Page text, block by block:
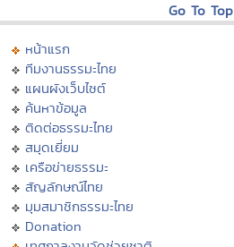
Go To Top
หน้าแรก
ทีมงานธรรมะไทย
แผนผังเว็บไซต์
ค้นหาข้อมูล
ติดต่อธรรมะไทย
สมุดเยี่ยม
เครือข่ายธรรมะ
สัญลักษณ์ไทย
มุมสมาชิกธรรมะไทย
Donation